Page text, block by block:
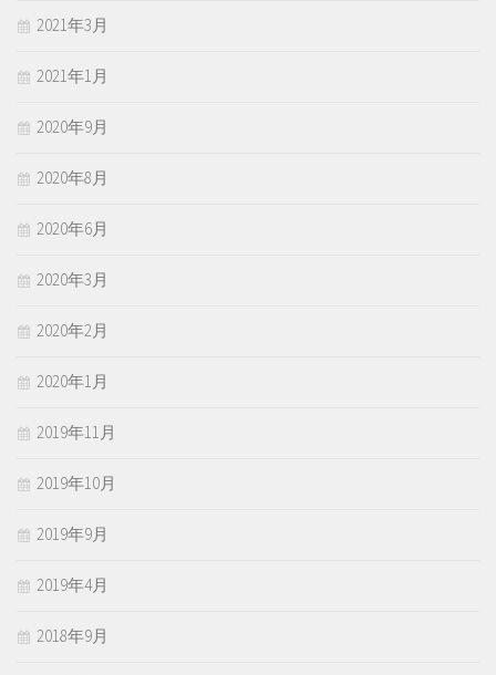
2021年3月
2021年1月
2020年9月
2020年8月
2020年6月
2020年3月
2020年2月
2020年1月
2019年11月
2019年10月
2019年9月
2019年4月
2018年9月